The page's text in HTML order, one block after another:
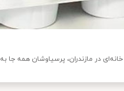
در مازندران، پرسیاوشان همه جا به